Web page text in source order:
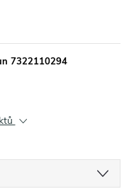
7322110294